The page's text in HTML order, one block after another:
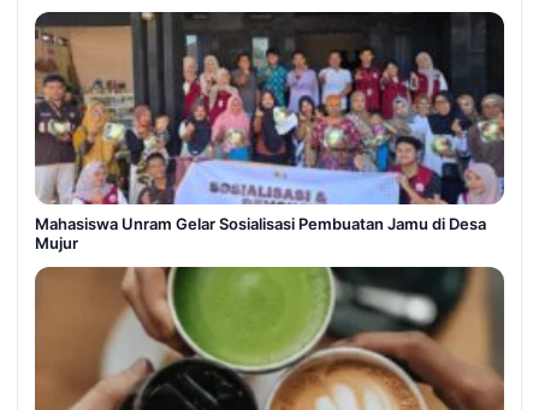
Mahasiswa Unram Gelar Sosialisasi Pembuatan Jamu di Desa
Mujur